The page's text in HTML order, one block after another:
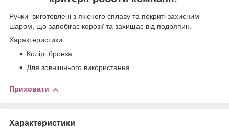
Ручки виготовлені з якісного сплаву та покриті захисним
шаром, що запобігає корозії та захищає від подряпин.
Характеристики:
Колір: бронза
Для зовнішнього використання.
Приховати
Характеристики